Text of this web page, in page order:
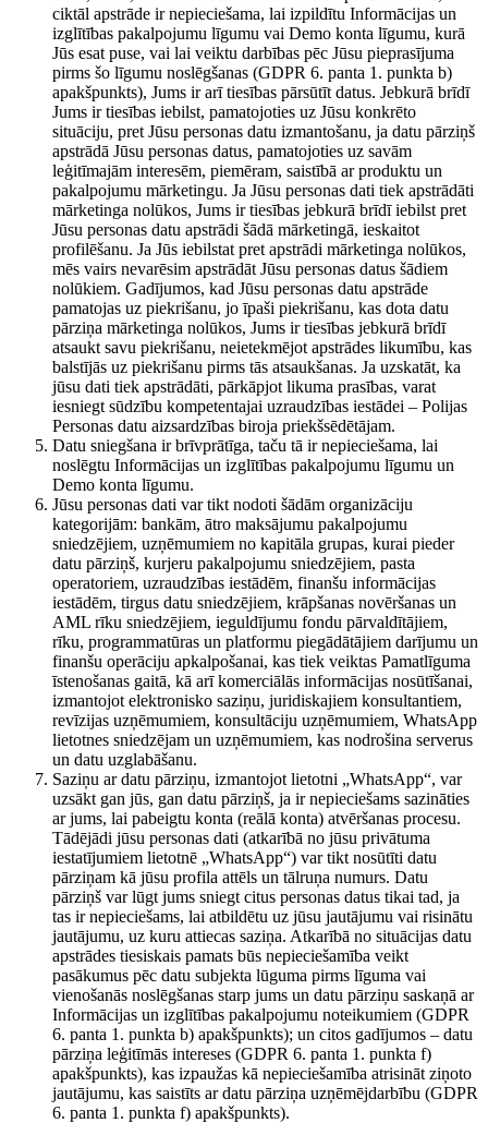
ciktāl apstrāde ir nepieciešama, lai izpildītu Informācijas un
izglītības pakalpojumu līgumu vai Demo konta līgumu, kurā
Jūs esat puse, vai lai veiktu darbības pēc Jūsu pieprasījuma
pirms šo līgumu noslēgšanas (GDPR 6. panta 1. punkta b)
apakšpunkts), Jums ir arī tiesības pārsūtīt datus. Jebkurā brīdī
Jums ir tiesības iebilst, pamatojoties uz Jūsu konkrēto
situāciju, pret Jūsu personas datu izmantošanu, ja datu pārziņš
apstrādā Jūsu personas datus, pamatojoties uz savām
leģitīmajām interesēm, piemēram, saistībā ar produktu un
pakalpojumu mārketingu. Ja Jūsu personas dati tiek apstrādāti
mārketinga nolūkos, Jums ir tiesības jebkurā brīdī iebilst pret
Jūsu personas datu apstrādi šādā mārketingā, ieskaitot
profilēšanu. Ja Jūs iebilstat pret apstrādi mārketinga nolūkos,
mēs vairs nevarēsim apstrādāt Jūsu personas datus šādiem
nolūkiem. Gadījumos, kad Jūsu personas datu apstrāde
pamatojas uz piekrišanu, jo īpaši piekrišanu, kas dota datu
pārziņa mārketinga nolūkos, Jums ir tiesības jebkurā brīdī
atsaukt savu piekrišanu, neietekmējot apstrādes likumību, kas
balstījās uz piekrišanu pirms tās atsaukšanas. Ja uzskatāt, ka
jūsu dati tiek apstrādāti, pārkāpjot likuma prasības, varat
iesniegt sūdzību kompetentajai uzraudzības iestādei – Polijas
Personas datu aizsardzības biroja priekšsēdētājam.
Datu sniegšana ir brīvprātīga, taču tā ir nepieciešama, lai
noslēgtu Informācijas un izglītības pakalpojumu līgumu un
Demo konta līgumu.
Jūsu personas dati var tikt nodoti šādām organizāciju
kategorijām: bankām, ātro maksājumu pakalpojumu
sniedzējiem, uzņēmumiem no kapitāla grupas, kurai pieder
datu pārziņš, kurjeru pakalpojumu sniedzējiem, pasta
operatoriem, uzraudzības iestādēm, finanšu informācijas
iestādēm, tirgus datu sniedzējiem, krāpšanas novēršanas un
AML rīku sniedzējiem, ieguldījumu fondu pārvaldītājiem,
rīku, programmatūras un platformu piegādātājiem darījumu un
finanšu operāciju apkalpošanai, kas tiek veiktas Pamatlīguma
īstenošanas gaitā, kā arī komerciālās informācijas nosūtīšanai,
izmantojot elektronisko saziņu, juridiskajiem konsultantiem,
revīzijas uzņēmumiem, konsultāciju uzņēmumiem, WhatsApp
lietotnes sniedzējam un uzņēmumiem, kas nodrošina serverus
un datu uzglabāšanu.
Saziņu ar datu pārziņu, izmantojot lietotni „WhatsApp“, var
uzsākt gan jūs, gan datu pārziņš, ja ir nepieciešams sazināties
ar jums, lai pabeigtu konta (reālā konta) atvēršanas procesu.
Tādējādi jūsu personas dati (atkarībā no jūsu privātuma
iestatījumiem lietotnē „WhatsApp“) var tikt nosūtīti datu
pārziņam kā jūsu profila attēls un tālruņa numurs. Datu
pārziņš var lūgt jums sniegt citus personas datus tikai tad, ja
tas ir nepieciešams, lai atbildētu uz jūsu jautājumu vai risinātu
jautājumu, uz kuru attiecas saziņa. Atkarībā no situācijas datu
apstrādes tiesiskais pamats būs nepieciešamība veikt
pasākumus pēc datu subjekta lūguma pirms līguma vai
vienošanās noslēgšanas starp jums un datu pārziņu saskaņā ar
Informācijas un izglītības pakalpojumu noteikumiem (GDPR
6. panta 1. punkta b) apakšpunkts); un citos gadījumos – datu
pārziņa leģitīmās intereses (GDPR 6. panta 1. punkta f)
apakšpunkts), kas izpaužas kā nepieciešamība atrisināt ziņoto
jautājumu, kas saistīts ar datu pārziņa uzņēmējdarbību (GDPR
6. panta 1. punkta f) apakšpunkts).